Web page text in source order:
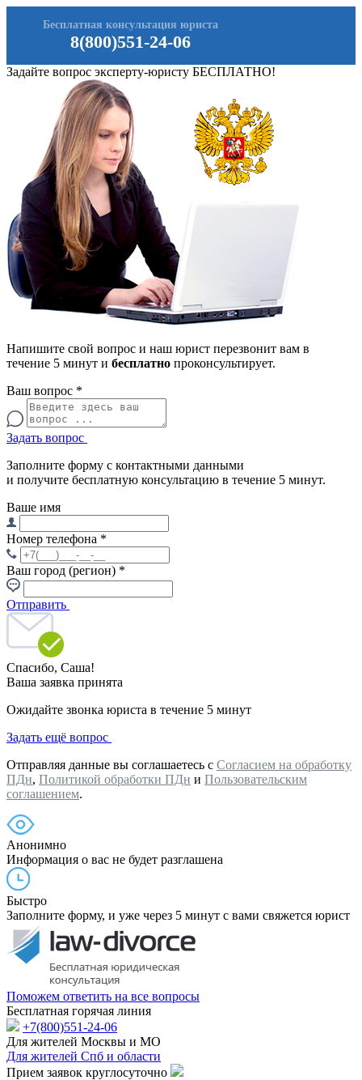
8(800)551-24-06
Бесплатная консультация юриста
Задайте вопрос эксперту-юристу БЕСПЛАТНО!
Напишите свой вопрос и наш юрист перезвонит вам в
течение 5 минут и бесплатно проконсультирует.
Ваш вопрос *
Задать вопрос
Заполните форму с контактными данными
и получите бесплатную консультацию в течение 5 минут.
Ваше имя
Номер телефона *
Ваш город (регион) *
Отправить
Спасибо, Саша!
Ваша заявка принята
Ожидайте звонка юриста в течение 5 минут
Задать ещё вопрос
Отправляя данные вы соглашаетесь с Согласием на обработку
ПДн, Политикой обработки ПДн и Пользовательским
соглашением.
Анонимно
Информация о вас не будет разглашена
Быстро
Заполните форму, и уже через 5 минут с вами свяжется юрист
Поможем ответить на все вопросы
Бесплатная горячая линия
+7(800)551-24-06
Для жителей Москвы и МО
Для жителей Спб и области
Прием заявок круглосуточно